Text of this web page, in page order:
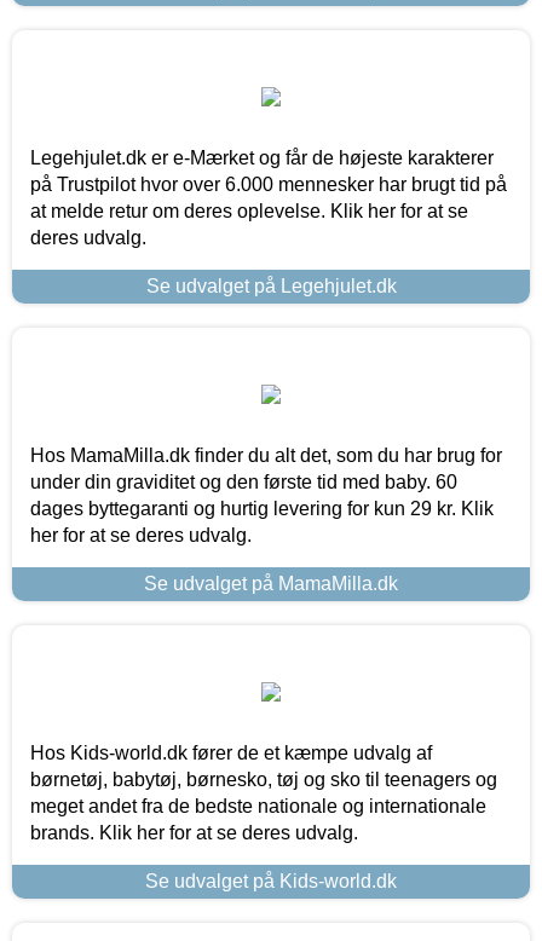
Legehjulet.dk er e-Mærket og får de højeste karakterer
på Trustpilot hvor over 6.000 mennesker har brugt tid på
at melde retur om deres oplevelse. Klik her for at se
deres udvalg.
Se udvalget på Legehjulet.dk
Hos MamaMilla.dk finder du alt det, som du har brug for
under din graviditet og den første tid med baby. 60
dages byttegaranti og hurtig levering for kun 29 kr. Klik
her for at se deres udvalg.
Se udvalget på MamaMilla.dk
Hos Kids-world.dk fører de et kæmpe udvalg af
børnetøj, babytøj, børnesko, tøj og sko til teenagers og
meget andet fra de bedste nationale og internationale
brands. Klik her for at se deres udvalg.
Se udvalget på Kids-world.dk